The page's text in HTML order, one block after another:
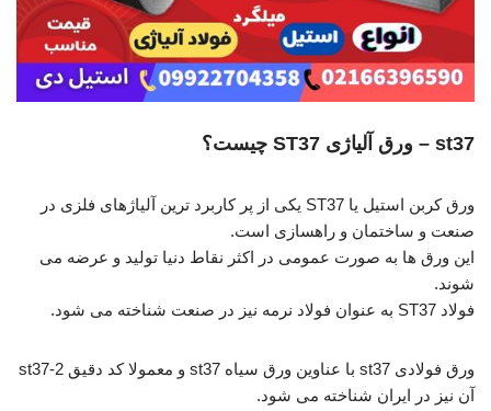
st37 – ورق آلیاژی ST37 چیست؟
ورق کربن استیل یا ST37 یکی از پر کاربرد ترین آلیاژهای فلزی در
صنعت و ساختمان و راهسازی است.
این ورق ها به صورت عمومی در اکثر نقاط دنیا تولید و عرضه می
شوند.
فولاد ST37 به عنوان فولاد نرمه نیز در صنعت شناخته می شود.
ورق فولادی st37 با عناوین ورق سیاه st37 و معمولا کد دقیق st37-2
آن نیز در ایران شناخته می شود.